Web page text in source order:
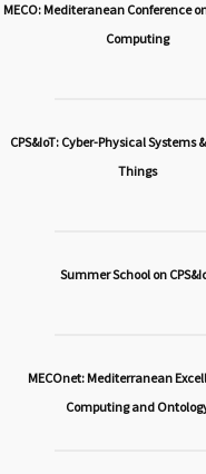
MECO: Mediteranean Conference
Computing
CPS&IoT: Cyber-Physical Systems
Things
Summer School on
MECOnet: Mediterranean
Computing and